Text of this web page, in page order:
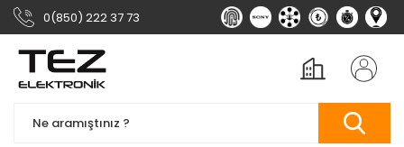
0(850) 222 37 73